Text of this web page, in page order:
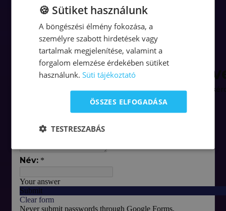
lejátszó
00:00
Tomán Szabina – Delegálás
🍪 Sütiket használunk
A böngészési élmény fokozása, a
személyre szabott hirdetések vagy
tartalmak megjelenítése, valamint a
forgalom elemzése érdekében sütiket
használunk. Süti tájékoztató
ÖSSZES ELFOGADÁSA
TESTRESZABÁS